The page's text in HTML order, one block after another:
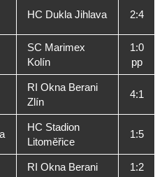
HC Dukla Jihlava 2:4
SC Marimex
Kolín
1:0
pp
RI Okna Berani
Zlín
4:1
HC Stadion
Litoměřice
1:5
RI Okna Berani
1:2